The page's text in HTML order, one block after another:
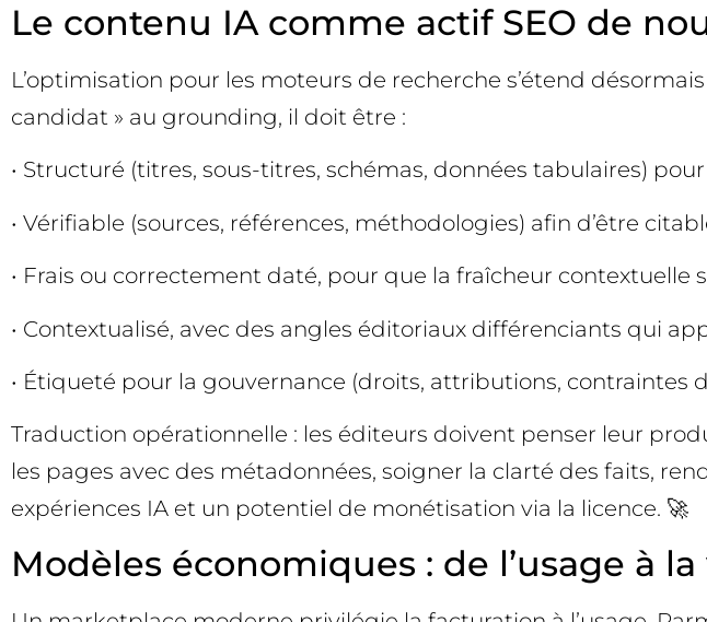
Le contenu IA comme actif SEO de
L’optimisation pour les moteurs de recherche s’étend
candidat » au grounding, il doit être :
• Structuré (titres, sous-titres, schémas, données tabulaires)
• Vérifiable (sources, références, méthodologies) afin d’être
• Frais ou correctement daté, pour que la fraîcheur contextuelle
• Contextualisé, avec des angles éditoriaux différenciants qui
• Étiqueté pour la gouvernance (droits, attributions, contraintes
Traduction opérationnelle : les éditeurs doivent penser leur
les pages avec des métadonnées, soigner la clarté des faits,
expériences IA et un potentiel de monétisation via la licence. 🚀
Modèles économiques : de l’usage à